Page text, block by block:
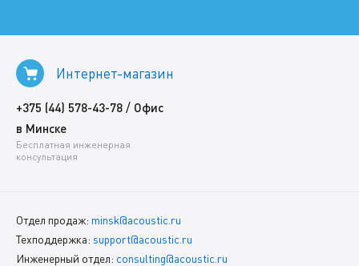
Интернет-магазин
+375 (44) 578-43-78 / Офис
в Минске
Бесплатная инженерная
консультация
Отдел продаж: minsk@acoustic.ru
Техподдержка: support@acoustic.ru
Инженерный отдел: consulting@acoustic.ru